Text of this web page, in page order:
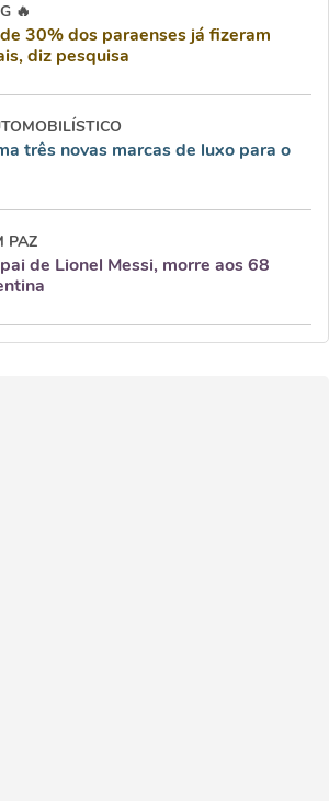
🔥
30% dos paraenses já fizeram
diz pesquisa
três novas marcas de luxo para o
PAZ
de Lionel Messi, morre aos 68